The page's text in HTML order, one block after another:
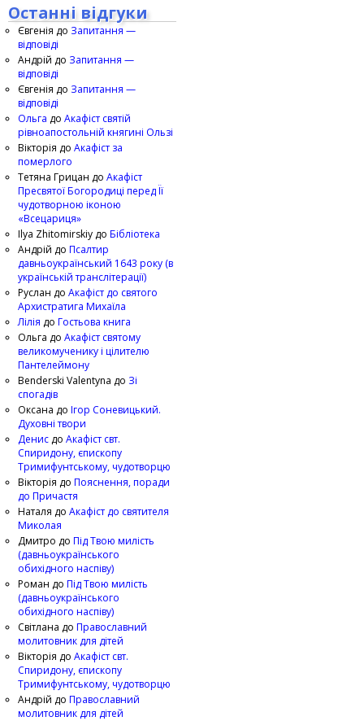
Останні відгуки
Євгенія до Запитання —
відповіді
Андрій до Запитання —
відповіді
Євгенія до Запитання —
відповіді
Ольга до Акафіст святій
рівноапостольній княгині Ользі
Вікторія до Акафіст за
померлого
Тетяна Грицан до Акафіст
Пресвятої Богородиці перед Її
чудотворною іконою
«Всецариця»
Ilya Zhitomirskiy до Бібліотека
Андрій до Псалтир
давньоукраїнський 1643 року (в
українській транслітерації)
Руслан до Акафіст до святого
Архистратига Михаїла
Лілія до Гостьова книга
Ольга до Акафіст святому
великомученику і цілителю
Пантелеймону
Benderski Valentyna до Зі
спогадів
Оксана до Ігор Соневицький.
Духовні твори
Денис до Акафіст свт.
Спиридону, єпископу
Тримифунтському, чудотворцю
Вікторія до Пояснення, поради
до Причастя
Наталя до Акафіст до святителя
Миколая
Дмитро до Під Твою милість
(давньоукраїнського
обихідного наспіву)
Роман до Під Твою милість
(давньоукраїнського
обихідного наспіву)
Світлана до Православний
молитовник для дітей
Вікторія до Акафіст свт.
Спиридону, єпископу
Тримифунтському, чудотворцю
Андрій до Православний
молитовник для дітей